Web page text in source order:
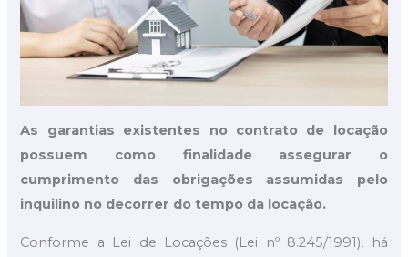
As garantias existentes no contrato de locação
possuem como finalidade assegurar o
cumprimento das obrigações assumidas pelo
inquilino no decorrer do tempo da locação.
Conforme a Lei de Locações (Lei nº 8.245/1991), há